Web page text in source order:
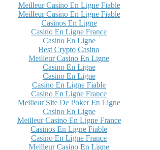
Meilleur Casino En Ligne Fiable
Meilleur Casino En Ligne Fiable
Casinos En Ligne
Casino En Ligne France
Casino En Ligne
Best Crypto Casino
Meilleur Casino En Ligne
Casino En Ligne
Casino En Ligne
Casino En Ligne Fiable
Casino En Ligne France
Meilleur Site De Poker En Ligne
Casino En Ligne
Meilleur Casino En Ligne France
Casinos En Ligne Fiable
Casino En Ligne France
Meilleur Casino En Ligne